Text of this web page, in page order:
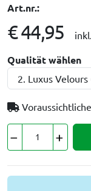
Art.nr.:
€ 44,95
Qualität wählen